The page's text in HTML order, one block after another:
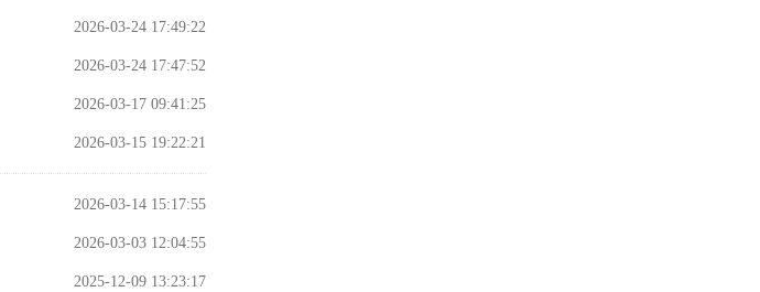
2026-03-24 17:49:22
2026-03-24 17:47:52
2026-03-17 09:41:25
2026-03-15 19:22:21
2026-03-14 15:17:55
2026-03-03 12:04:55
2025-12-09 13:23:17